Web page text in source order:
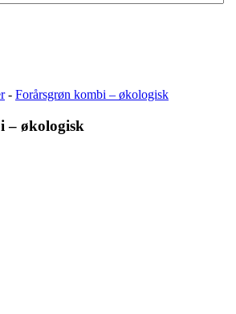
- Forårsgrøn kombi – økologisk
– økologisk